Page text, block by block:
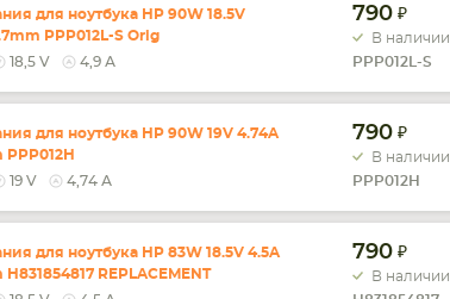
для ноутбука HP 90W 18.5V
PPP012L-S Orig
18,5 V 4,9 А
790
В наличии
PPP012L-S
для ноутбука HP 90W 19V 4.74A
PPP012H
19 V 4,74 А
790
В наличии
PPP012H
для ноутбука HP 83W 18.5V 4.5A
H831854817 REPLACEMENT
790
В наличии